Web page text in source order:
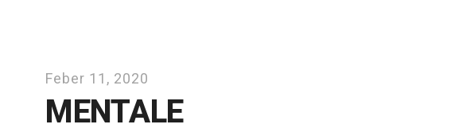
Feber 11, 2020
MENTALE